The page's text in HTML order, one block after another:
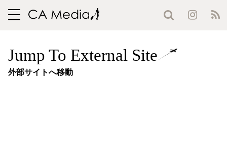
toggle
Jump To External Site
外部サイトへ移動